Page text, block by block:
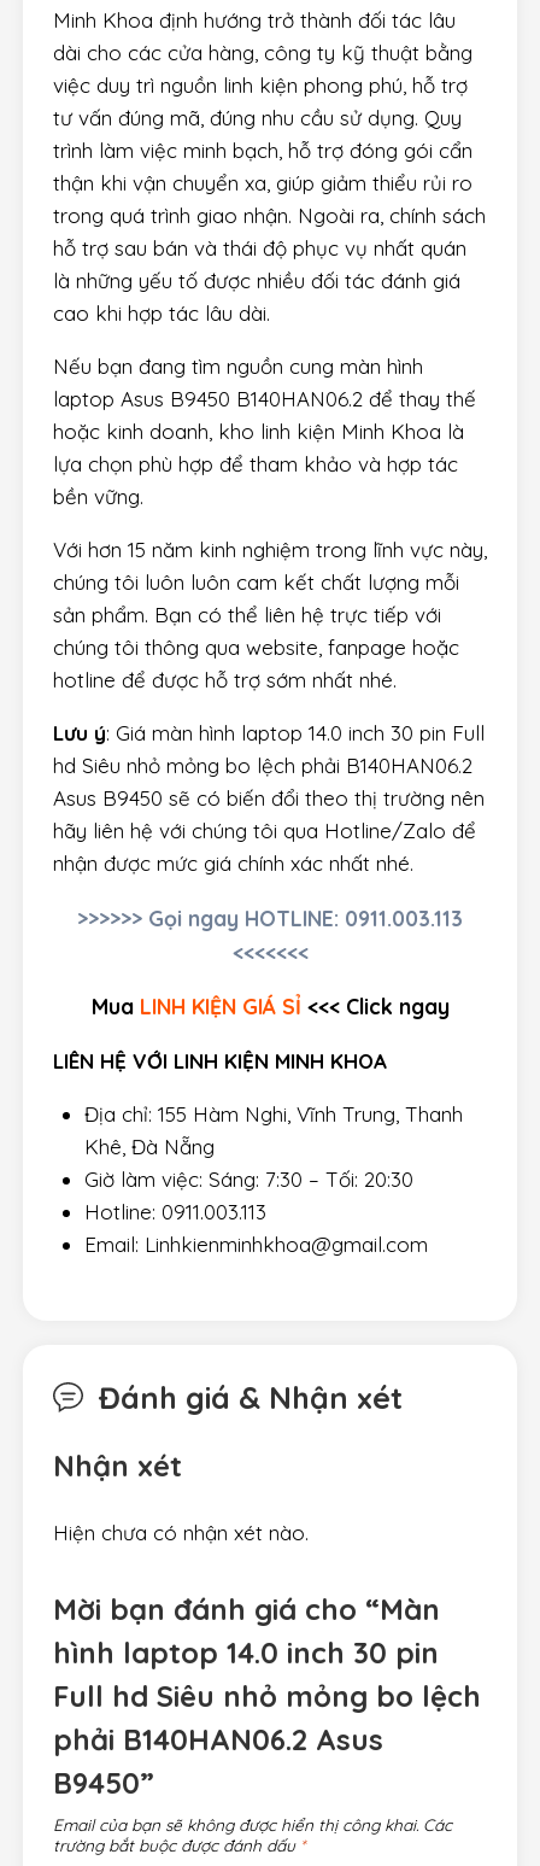
Minh Khoa định hướng trở thành đối tác lâu
dài cho các cửa hàng, công ty kỹ thuật bằng
việc duy trì nguồn linh kiện phong phú, hỗ trợ
tư vấn đúng mã, đúng nhu cầu sử dụng. Quy
trình làm việc minh bạch, hỗ trợ đóng gói cẩn
thận khi vận chuyển xa, giúp giảm thiểu rủi ro
trong quá trình giao nhận. Ngoài ra, chính sách
hỗ trợ sau bán và thái độ phục vụ nhất quán
là những yếu tố được nhiều đối tác đánh giá
cao khi hợp tác lâu dài.
Nếu bạn đang tìm nguồn cung màn hình
laptop Asus B9450 B140HAN06.2 để thay thế
hoặc kinh doanh, kho linh kiện Minh Khoa là
lựa chọn phù hợp để tham khảo và hợp tác
bền vững.
Với hơn 15 năm kinh nghiệm trong lĩnh vực này,
chúng tôi luôn luôn cam kết chất lượng mỗi
sản phẩm. Bạn có thể liên hệ trực tiếp với
chúng tôi thông qua website, fanpage hoặc
hotline để được hỗ trợ sớm nhất nhé.
Lưu ý: Giá màn hình laptop 14.0 inch 30 pin Full
hd Siêu nhỏ mỏng bo lệch phải B140HAN06.2
Asus B9450 sẽ có biến đổi theo thị trường nên
hãy liên hệ với chúng tôi qua Hotline/Zalo để
nhận được mức giá chính xác nhất nhé.
>>>>>> Gọi ngay HOTLINE: 0911.003.113
<<<<<<<
Mua LINH KIỆN GIÁ SỈ <<< Click ngay
LIÊN HỆ VỚI LINH KIỆN MINH KHOA
Địa chỉ: 155 Hàm Nghi, Vĩnh Trung, Thanh
Khê, Đà Nẵng
Giờ làm việc: Sáng: 7:30 – Tối: 20:30
Hotline: 0911.003.113
Email: Linhkienminhkhoa@gmail.com
Đánh giá & Nhận xét
Nhận xét
Hiện chưa có nhận xét nào.
Mời bạn đánh giá cho “Màn
hình laptop 14.0 inch 30 pin
Full hd Siêu nhỏ mỏng bo lệch
phải B140HAN06.2 Asus
B9450”
Email của bạn sẽ không được hiển thị công khai. Các
trường bắt buộc được đánh dấu *